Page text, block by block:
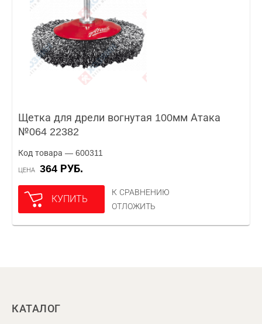
Щетка для дрели вогнутая 100мм Атака
№064 22382
Код товара — 600311
ЦЕНА 364 РУБ.
КУПИТЬ
К СРАВНЕНИЮ
ОТЛОЖИТЬ
КАТАЛОГ